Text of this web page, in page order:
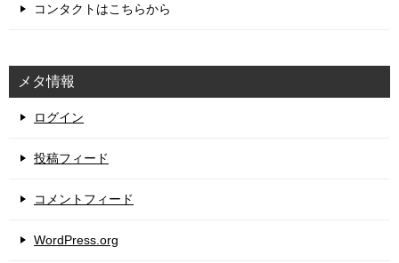
コンタクトはこちらから
メタ情報
ログイン
投稿フィード
コメントフィード
WordPress.org